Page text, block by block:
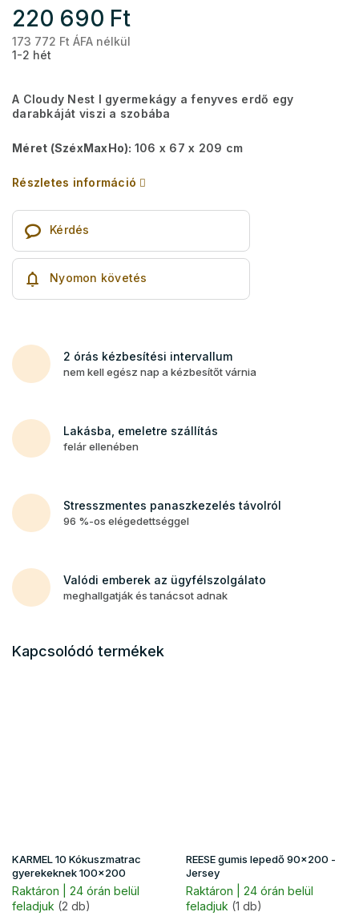
220 690 Ft
173 772 Ft ÁFA nélkül
1-2 hét
A Cloudy Nest I gyermekágy a fenyves erdő egy
darabkáját viszi a szobába
Méret (SzéxMaxHo): 106 x 67 x 209 cm
Részletes információ
Kérdés
Nyomon követés
2 órás kézbesítési intervallum
nem kell egész nap a kézbesítőt várnia
Lakásba, emeletre szállítás
felár ellenében
Stresszmentes panaszkezelés távolról
96 %-os elégedettséggel
Valódi emberek az ügyfélszolgálato
meghallgatják és tanácsot adnak
Kapcsolódó termékek
KARMEL 10 Kókuszmatrac
gyerekeknek 100x200
Raktáron | 24 órán belül
feladjuk (2 db)
REESE gumis lepedő 90x200 -
Jersey
Raktáron | 24 órán belül
feladjuk (1 db)